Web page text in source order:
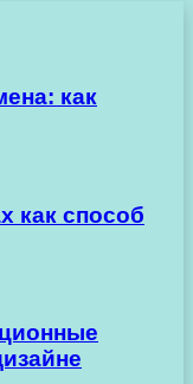
как
как способ